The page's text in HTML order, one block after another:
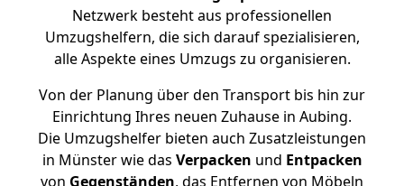
Netzwerk besteht aus professionellen
Umzugshelfern, die sich darauf spezialisieren,
alle Aspekte eines Umzugs zu organisieren.
Von der Planung über den Transport bis hin zur
Einrichtung Ihres neuen Zuhause in Aubing.
Die Umzugshelfer bieten auch Zusatzleistungen
in Münster wie das Verpacken und Entpacken
von Gegenständen, das Entfernen von Möbeln